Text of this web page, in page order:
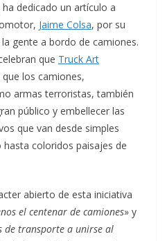
dedicado un artículo a
Jaime Colsa, por su
gente a bordo de camiones.
que Truck Art
los camiones,
armas terroristas, también
público y embellecer las
que van desde simples
coloridos paisajes de
abierto de esta iniciativa
el centenar de camiones» y
de transporte a unirse al